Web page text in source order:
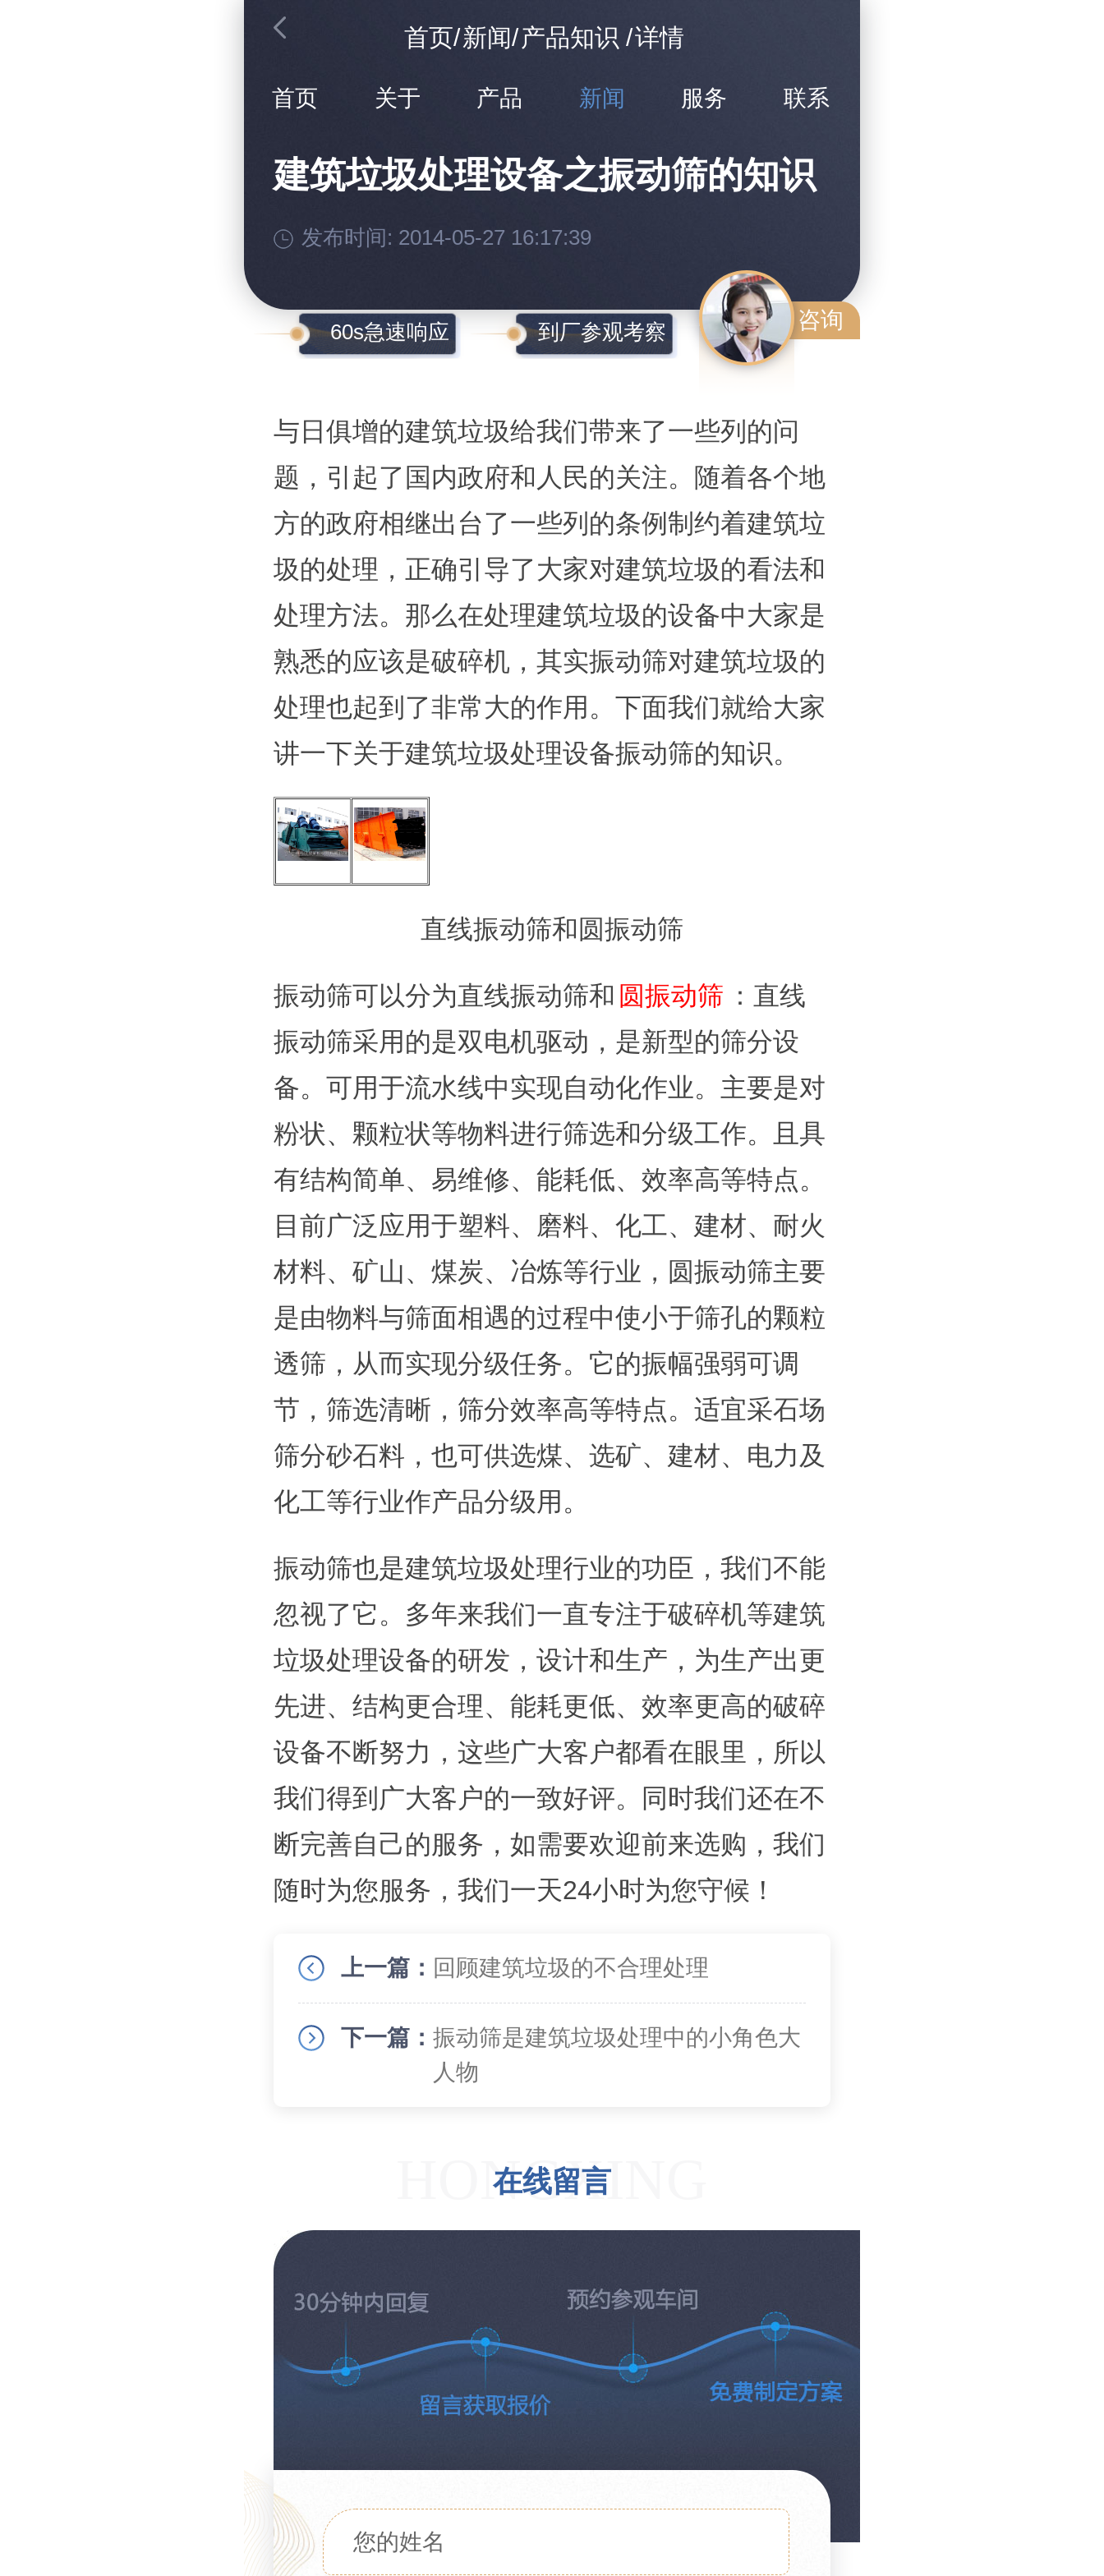
首页/新闻/产品知识 /详情
首页 关于 产品 新闻 服务 联系
建筑垃圾处理设备之振动筛的知识
发布时间: 2014-05-27 16:17:39
咨询
60s急速响应 到厂参观考察
与日俱增的建筑垃圾给我们带来了一些列的问
题，引起了国内政府和人民的关注。随着各个地
方的政府相继出台了一些列的条例制约着建筑垃
圾的处理，正确引导了大家对建筑垃圾的看法和
处理方法。那么在处理建筑垃圾的设备中大家是
熟悉的应该是破碎机，其实振动筛对建筑垃圾的
处理也起到了非常大的作用。下面我们就给大家
讲一下关于建筑垃圾处理设备振动筛的知识。
直线振动筛和圆振动筛
振动筛可以分为直线振动筛和 圆振动筛 ：直线
振动筛采用的是双电机驱动，是新型的筛分设
备。可用于流水线中实现自动化作业。主要是对
粉状、颗粒状等物料进行筛选和分级工作。且具
有结构简单、易维修、能耗低、效率高等特点。
目前广泛应用于塑料、磨料、化工、建材、耐火
材料、矿山、煤炭、冶炼等行业，圆振动筛主要
是由物料与筛面相遇的过程中使小于筛孔的颗粒
透筛，从而实现分级任务。它的振幅强弱可调
节，筛选清晰，筛分效率高等特点。适宜采石场
筛分砂石料，也可供选煤、选矿、建材、电力及
化工等行业作产品分级用。
振动筛也是建筑垃圾处理行业的功臣，我们不能
忽视了它。多年来我们一直专注于破碎机等建筑
垃圾处理设备的研发，设计和生产，为生产出更
先进、结构更合理、能耗更低、效率更高的破碎
设备不断努力，这些广大客户都看在眼里，所以
我们得到广大客户的一致好评。同时我们还在不
断完善自己的服务，如需要欢迎前来选购，我们
随时为您服务，我们一天24小时为您守候！
上一篇： 回顾建筑垃圾的不合理处理
下一篇： 振动筛是建筑垃圾处理中的小角色大
人物
在线留言
HONGXING